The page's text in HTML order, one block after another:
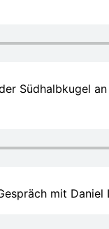
Südhalbkugel
mit